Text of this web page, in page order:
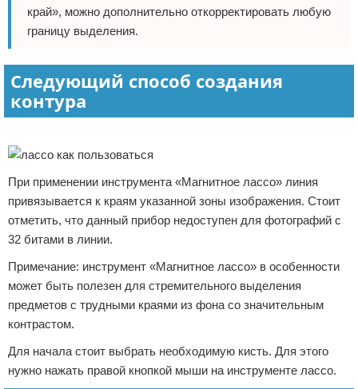
край», можно дополнительно откорректировать любую
границу выделения.
Следующий способ создания
контура
При применении инструмента «Магнитное лассо» линия
привязывается к краям указанной зоны изображения. Стоит
отметить, что данный прибор недоступен для фотографий с
32 битами в линии.
Примечание: инструмент «Магнитное лассо» в особенности
может быть полезен для стремительного выделения
предметов с трудными краями из фона со значительным
контрастом.
Для начала стоит выбрать необходимую кисть. Для этого
нужно нажать правой кнопкой мыши на инструменте лассо.